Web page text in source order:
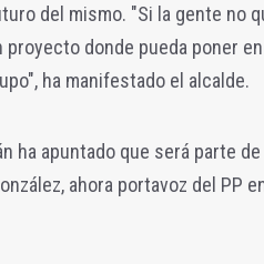
del mismo. "Si la gente no
donde pueda poner
ha manifestado el alcalde.
ha apuntado que será parte
ahora portavoz del PP